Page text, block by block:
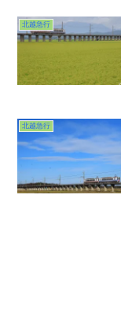
北越急行
北越急行